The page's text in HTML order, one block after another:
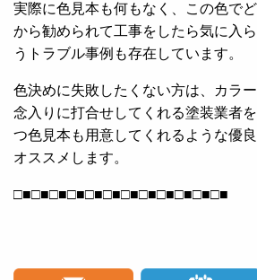
実際に色見本も何もなく、この色で
から勧められて工事をしたら気に入
うトラブル事例も存在しています。
色決めに失敗したくない方は、カラ
念入りに打合せしてくれる塗装業者
つ色見本も用意してくれるような優
オススメします。
□■□■□■□■□■□■□■□■□■□■□■□■